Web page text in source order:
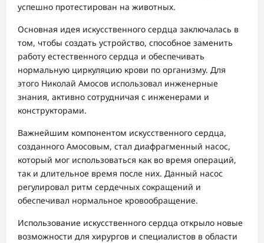
успешно протестирован на животных.
Основная идея искусственного сердца заключалась в
том, чтобы создать устройство, способное заменить
работу естественного сердца и обеспечивать
нормальную циркуляцию крови по организму. Для
этого Николай Амосов использовал инженерные
знания, активно сотрудничая с инженерами и
конструкторами.
Важнейшим компонентом искусственного сердца,
созданного Амосовым, стал диафрагменный насос,
который мог использоваться как во время операций,
так и длительное время после них. Данный насос
регулировал ритм сердечных сокращений и
обеспечивал нормальное кровообращение.
Использование искусственного сердца открыло новые
возможности для хирургов и специалистов в области